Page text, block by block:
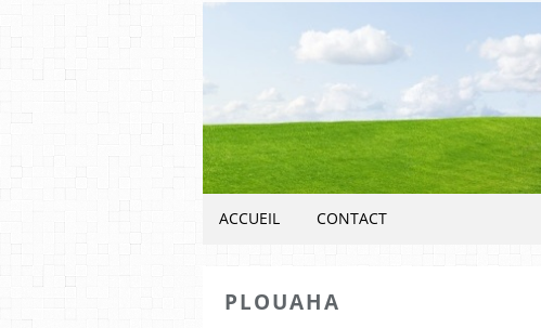
ACCUEIL CONTACT
PLOUAHA